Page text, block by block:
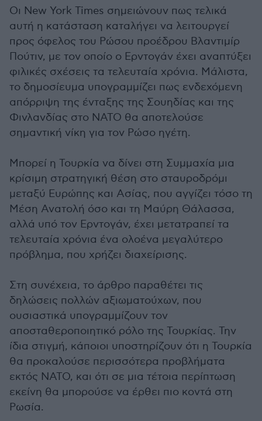
Οι New York Times σημειώνουν πως τελικά
αυτή η κατάσταση καταλήγει να λειτουργεί
προς όφελος του Ρώσου προέδρου Βλαντιμίρ
Πούτιν, με τον οποίο ο Ερντογάν έχει αναπτύξει
φιλικές σχέσεις τα τελευταία χρόνια. Μάλιστα,
το δημοσίευμα υπογραμμίζει πως ενδεχόμενη
απόρριψη της ένταξης της Σουηδίας και της
Φινλανδίας στο ΝΑΤΟ θα αποτελούσε
σημαντική νίκη για τον Ρώσο ηγέτη.
Μπορεί η Τουρκία να δίνει στη Συμμαχία μια
κρίσιμη στρατηγική θέση στο σταυροδρόμι
μεταξύ Ευρώπης και Ασίας, που αγγίζει τόσο τη
Μέση Ανατολή όσο και τη Μαύρη Θάλασσα,
αλλά υπό τον Ερντογάν, έχει μετατραπεί τα
τελευταία χρόνια ένα ολοένα μεγαλύτερο
πρόβλημα, που χρήζει διαχείρισης.
Στη συνέχεια, το άρθρο παραθέτει τις
δηλώσεις πολλών αξιωματούχων, που
ουσιαστικά υπογραμμίζουν τον
αποσταθεροποιητικό ρόλο της Τουρκίας. Την
ίδια στιγμή, κάποιοι υποστηρίζουν ότι η Τουρκία
θα προκαλούσε περισσότερα προβλήματα
εκτός ΝΑΤΟ, και ότι σε μια τέτοια περίπτωση
εκείνη θα μπορούσε να έρθει πιο κοντά στη
Ρωσία.